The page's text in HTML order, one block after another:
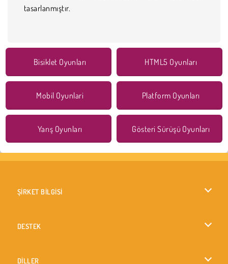
tasarlanmıştır.
Bisiklet Oyunları HTML5 Oyunları
Mobil Oyunlari Platform Oyunları
Yarış Oyunları Gösteri Sürüşü Oyunları
ŞİRKET BİLGİSİ
DESTEK
DİLLER